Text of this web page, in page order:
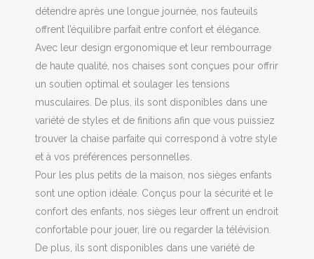
détendre après une longue journée, nos fauteuils
offrent l’équilibre parfait entre confort et élégance.
Avec leur design ergonomique et leur rembourrage
de haute qualité, nos chaises sont conçues pour offrir
un soutien optimal et soulager les tensions
musculaires. De plus, ils sont disponibles dans une
variété de styles et de finitions afin que vous puissiez
trouver la chaise parfaite qui correspond à votre style
et à vos préférences personnelles.
Pour les plus petits de la maison, nos sièges enfants
sont une option idéale. Conçus pour la sécurité et le
confort des enfants, nos sièges leur offrent un endroit
confortable pour jouer, lire ou regarder la télévision.
De plus, ils sont disponibles dans une variété de